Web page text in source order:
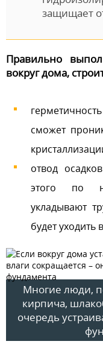
защищает
Правильно
вокруг дома,
сможет
отвод
этого по
укладывают
будет уходить
Многие люди,
кирпича,
очередь